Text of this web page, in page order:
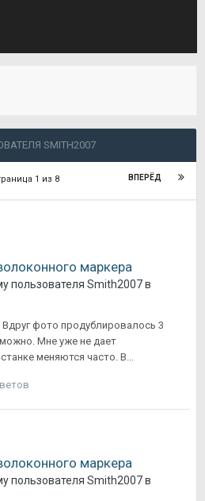
SMITH2007
ВПЕРЁД
1 из 8
маркера
пользователя Smith2007в
фото продублировалось 3
Мне уже не дает
меняются часто. В...
маркера
пользователя Smith2007в